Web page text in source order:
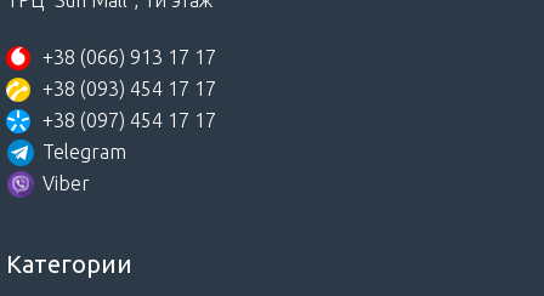
+38 (066) 913 17 17
+38 (093) 454 17 17
+38 (097) 454 17 17
Telegram
Viber
Категории